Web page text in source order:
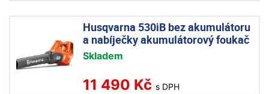
Husqvarna 530iB bez akumulátoru
a nabíječky akumulátorový foukač
Skladem
11 490 Kč s DPH